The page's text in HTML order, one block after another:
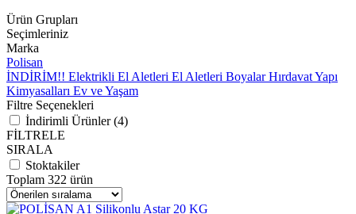
Ürün Grupları
Seçimleriniz
Marka
Polisan
İNDİRİM!! Elektrikli El Aletleri El Aletleri Boyalar HırdavatYapı
Kimyasalları Ev ve Yaşam
Filtre Seçenekleri
İndirimli Ürünler (4)
FİLTRELE
SIRALA
Stoktakiler
Toplam 322 ürün